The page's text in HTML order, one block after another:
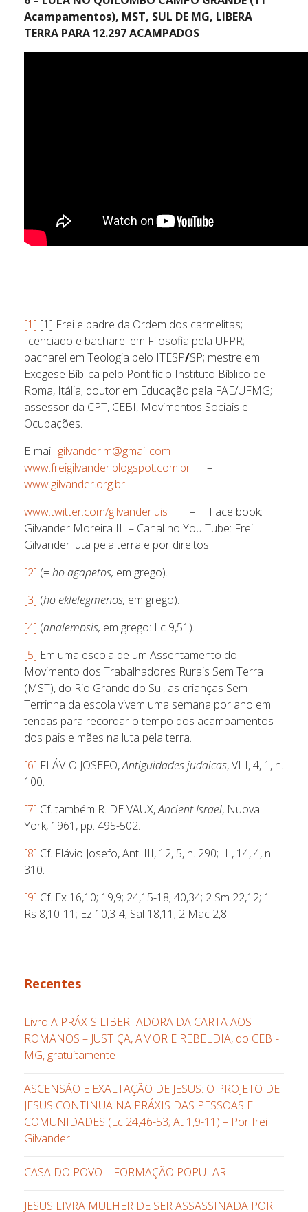
Acampamentos), MST, SUL DE MG, LIBERA
TERRA PARA 12.297 ACAMPADOS
[1] [1] Frei e padre da Ordem dos carmelitas;
licenciado e bacharel em Filosofia pela UFPR;
bacharel em Teologia pelo ITESP/SP; mestre em
Exegese Bíblica pelo Pontifício Instituto Bíblico de
Roma, Itália; doutor em Educação pela FAE/UFMG;
assessor da CPT, CEBI, Movimentos Sociais e
Ocupações.
E-mail: gilvanderlm@gmail.com –
www.freigilvander.blogspot.com.br –
www.gilvander.org.br
www.twitter.com/gilvanderluis – Face book:
Gilvander Moreira III – Canal no You Tube: Frei
Gilvander luta pela terra e por direitos
[2] (=ho agapetos, em grego).
[3] (ho eklelegmenos, em grego).
[4] (analempsis, em grego: Lc 9,51).
[5] Em uma escola de um Assentamento do
Movimento dos Trabalhadores Rurais Sem Terra
(MST), do Rio Grande do Sul, as crianças Sem
Terrinha da escola vivem uma semana por ano em
tendas para recordar o tempo dos acampamentos
dos pais e mães na luta pela terra.
[6] FLÁVIO JOSEFO,Antiguidades judaicas, VIII, 4, 1, n.
100.
[7] Cf. também R. DE VAUX,Ancient Israel, Nuova
York, 1961, pp. 495-502.
[8] Cf. Flávio Josefo, Ant. III, 12, 5, n. 290; III, 14, 4, n.
310.
[9] Cf. Ex 16,10; 19,9; 24,15-18; 40,34; 2 Sm 22,12; 1
Rs 8,10-11; Ez 10,3-4; Sal 18,11; 2 Mac 2,8.
Recentes
Livro A PRÁXIS LIBERTADORA DA CARTA AOS
ROMANOS – JUSTIÇA, AMOR E REBELDIA, do CEBI-
MG, gratuitamente
ASCENSÃO E EXALTAÇÃO DE JESUS: O PROJETO DE
JESUS CONTINUA NA PRÁXIS DAS PESSOAS E
COMUNIDADES (Lc 24,46-53; At 1,9-11) – Por frei
Gilvander
CASA DO POVO – FORMAÇÃO POPULAR
JESUS LIVRA MULHER DE SER ASSASSINADA POR